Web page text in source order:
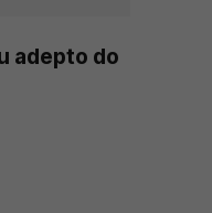
adepto do